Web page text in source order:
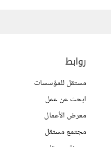
روابط
مستقل للمؤسسات
ابحث عن عمل
معرض الأعمال
مجتمع مستقل